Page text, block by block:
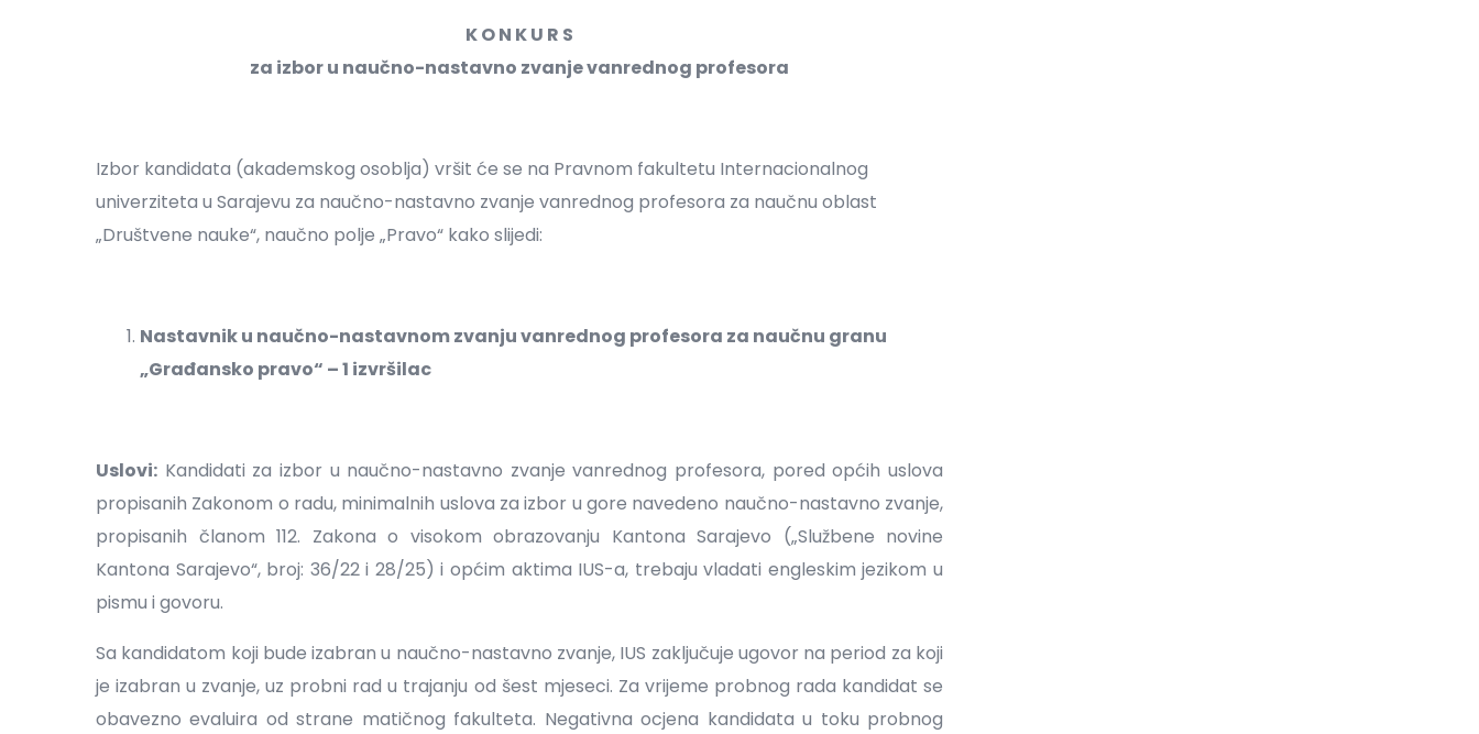
K O N K U R S
za izbor u naučno-nastavno zvanje vanrednog profesora
Izbor kandidata (akademskog osoblja) vršit će se na Pravnom fakultetu Internacionalnog
univerziteta u Sarajevu za naučno-nastavno zvanje vanrednog profesora za naučnu oblast
„Društvene nauke“, naučno polje „Pravo“ kako slijedi:
Nastavnik u naučno-nastavnom zvanju vanrednog profesora za naučnu granu
„Građansko pravo“ – 1 izvršilac
Uslovi: Kandidati za izbor u naučno-nastavno zvanje vanrednog profesora, pored općih uslova
propisanih Zakonom o radu, minimalnih uslova za izbor u gore navedeno naučno-nastavno zvanje,
propisanih članom 112. Zakona o visokom obrazovanju Kantona Sarajevo („Službene novine
Kantona Sarajevo“, broj: 36/22 i 28/25) i općim aktima IUS-a, trebaju vladati engleskim jezikom u
pismu i govoru.
Sa kandidatom koji bude izabran u naučno-nastavno zvanje, IUS zaključuje ugovor na period za koji
je izabran u zvanje, uz probni rad u trajanju od šest mjeseci. Za vrijeme probnog rada kandidat se
obavezno evaluira od strane matičnog fakulteta. Negativna ocjena kandidata u toku probnog